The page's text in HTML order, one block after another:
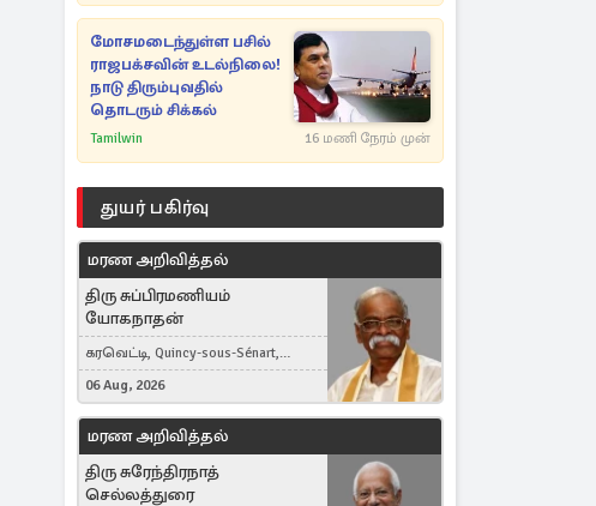
மோசமடைந்துள்ள பசில்
ராஜபக்சவின் உடல்நிலை!
நாடு திரும்புவதில்
தொடரும் சிக்கல்
Tamilwin 16 மணி நேரம் முன்
துயர் பகிர்வு
மரண அறிவித்தல்
திரு சுப்பிரமணியம்
யோகநாதன்
கரவெட்டி, Quincy-sous-Sénart,
France
06 Aug, 2026
மரண அறிவித்தல்
திரு சுரேந்திரநாத்
செல்லத்துரை